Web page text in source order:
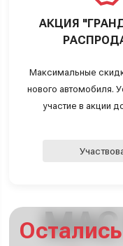
АКЦИЯ
Максимальные
нового автомобиля.
участие в акции